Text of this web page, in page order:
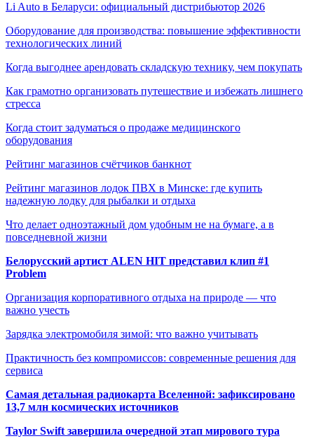
Li Auto в Беларуси: официальный дистрибьютор 2026
Оборудование для производства: повышение эффективности
технологических линий
Когда выгоднее арендовать складскую технику, чем покупать
Как грамотно организовать путешествие и избежать лишнего
стресса
Когда стоит задуматься о продаже медицинского
оборудования
Рейтинг магазинов счётчиков банкнот
Рейтинг магазинов лодок ПВХ в Минске: где купить
надежную лодку для рыбалки и отдыха
Что делает одноэтажный дом удобным не на бумаге, а в
повседневной жизни
Белорусский артист ALEN HIT представил клип #1
Problem
Организация корпоративного отдыха на природе — что
важно учесть
Зарядка электромобиля зимой: что важно учитывать
Практичность без компромиссов: современные решения для
сервиса
Самая детальная радиокарта Вселенной: зафиксировано
13,7 млн космических источников
Taylor Swift завершила очередной этап мирового тура